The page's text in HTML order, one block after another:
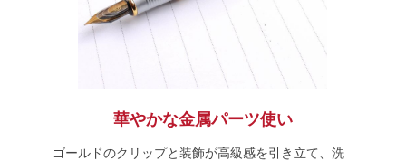
華やかな金属パーツ使い
ゴールドのクリップと装飾が高級感を引き立て、洗